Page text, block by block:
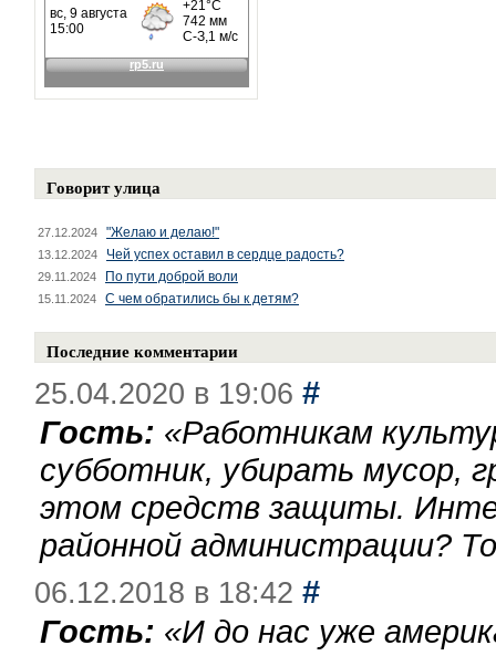
Говорит улица
27.12.2024 "Желаю и делаю!"
13.12.2024 Чей успех оставил в сердце радость?
29.11.2024 По пути доброй воли
15.11.2024 С чем обратились бы к детям?
Последние комментарии
25.04.2020 в 19:06 #
Гость: «Работникам
субботник, убирать мусор,
этом средств защиты.
районной администрации?
06.12.2018 в 18:42 #
Гость: «И до нас уже